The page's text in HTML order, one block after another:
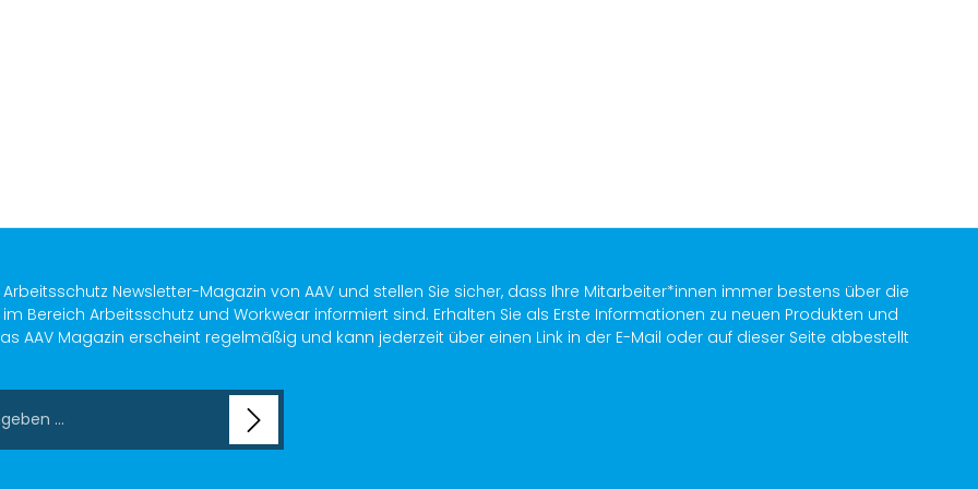
Newsletter-Magazin von AAV und stellen Sie sicher, dass Ihre Mitarbeiter*innen immer bestens über die
Bereich Arbeitsschutz und Workwear informiert sind. Erhalten Sie als Erste Informationen zu neuen Produkten und
AAV Magazin erscheint regelmäßig und kann jederzeit über einen Link in der E-Mail oder auf dieser Seite abbestellt